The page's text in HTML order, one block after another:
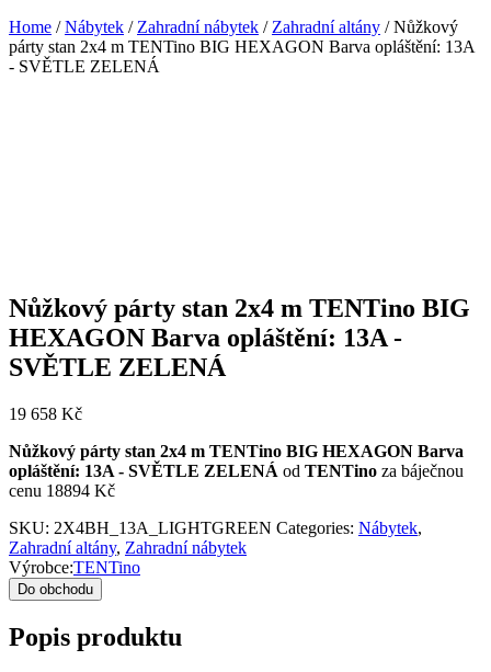
Home /Nábytek / Zahradní nábytek / Zahradní altány / Nůžkový
párty stan 2x4 m TENTino BIG HEXAGON Barva opláštění: 13A
- SVĚTLE ZELENÁ
Nůžkový párty stan 2x4 m TENTino BIG
HEXAGON Barva opláštění: 13A -
SVĚTLE ZELENÁ
19 658 Kč
Nůžkový párty stan 2x4 m TENTino BIG HEXAGON Barva
opláštění: 13A - SVĚTLE ZELENÁ od TENTino za báječnou
cenu 18894 Kč
SKU: 2X4BH_13A_LIGHTGREEN Categories: Nábytek,
Zahradní altány, Zahradní nábytek
Výrobce:TENTino
Do obchodu
Popis produktu